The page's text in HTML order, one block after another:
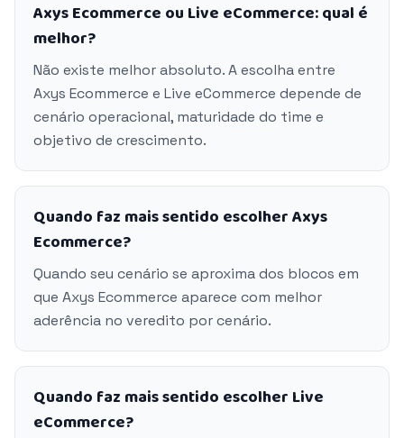
Axys Ecommerce ou Live eCommerce: qual é
melhor?
Não existe melhor absoluto. A escolha entre
Axys Ecommerce e Live eCommerce depende de
cenário operacional, maturidade do time e
objetivo de crescimento.
Quando faz mais sentido escolher Axys
Ecommerce?
Quando seu cenário se aproxima dos blocos em
que Axys Ecommerce aparece com melhor
aderência no veredito por cenário.
Quando faz mais sentido escolher Live
eCommerce?